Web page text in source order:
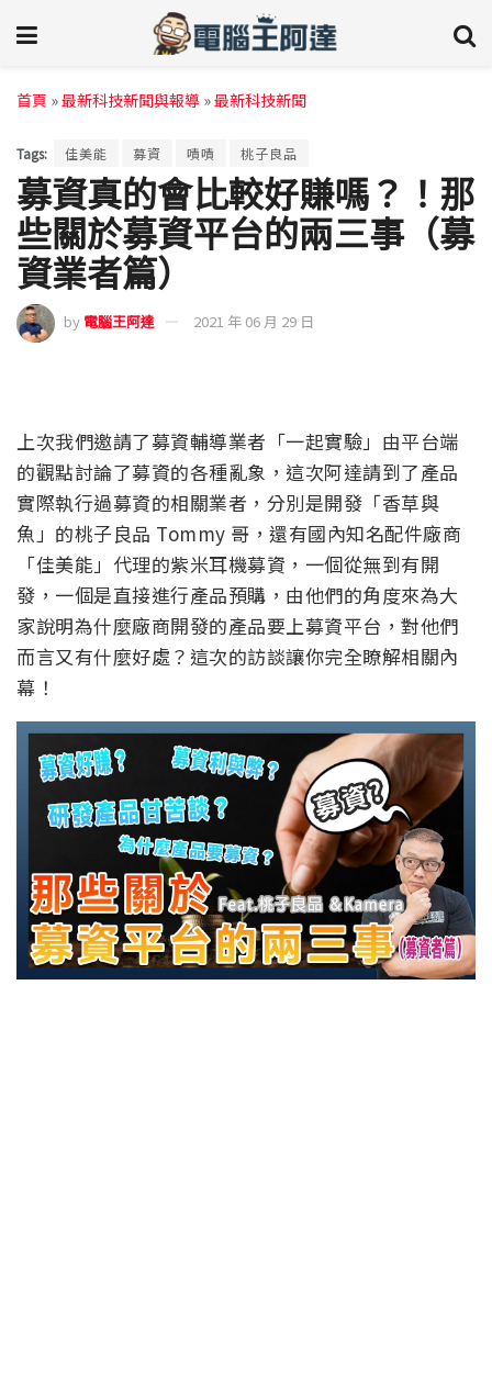
首頁 »最新科技新聞與報導 »最新科技新聞
Tags: 佳美能 募資 嘖嘖 桃子良品
募資真的會比較好賺嗎？！那
些關於募資平台的兩三事（募
資業者篇）
by 電腦王阿達 2021 年 06 月 29 日
上次我們邀請了募資輔導業者「一起實驗」由平台端
的觀點討論了募資的各種亂象，這次阿達請到了產品
實際執行過募資的相關業者，分別是開發「香草與
魚」的桃子良品 Tommy 哥，還有國內知名配件廠商
「佳美能」代理的紫米耳機募資，一個從無到有開
發，一個是直接進行產品預購，由他們的角度來為大
家說明為什麼廠商開發的產品要上募資平台，對他們
而言又有什麼好處？這次的訪談讓你完全瞭解相關內
幕！